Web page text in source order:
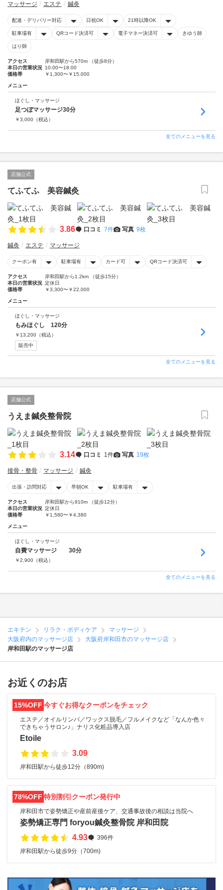
マッサージ エステ 鍼灸
配達・デリバリー対応 日祝OK 21時以降OK
駐車場有 QRコード決済可 電子マネー決済可 きゆう師
はり師
アクセス
岸和田駅から570m （徒歩8分）
本日の営業状況 10:00〜18:00
価格帯
￥1,300〜￥15,000
メニュー
ほぐし・マッサージ
足つぼマッサージ30分
￥3,000 （税込）
全てのメニューを見る
店舗公式
てふてふ 美容鍼灸
3.86 口コミ 7件 写真 9枚
鍼灸 エステ マッサージ
クーポン有 駐車場有 カード可 QRコード決済可
アクセス
岸和田駅から1.2km （徒歩15分）
本日の営業状況 定休日
価格帯
￥3,300〜￥22,000
メニュー
ほぐし・マッサージ
もみほぐし 120分
￥ 13,200 （税込）
販売中
全てのメニューを見る
店舗公式
うえま鍼灸整骨院
3.14 口コミ 1件 写真 19枚
接骨・整骨 マッサージ 鍼灸
出張・訪問対応 早朝OK 駐車場有
アクセス
岸和田駅から910m （徒歩12分）
本日の営業状況 定休日
価格帯
￥1,580〜￥4,380
メニュー
ほぐし・マッサージ
自費マッサージ 30分
￥2,900 （税込）
全てのメニューを見る
エキテン リラク・ボディケア
マッサージ
大阪府内のマッサージ店
大阪府岸和田市のマッサージ店
岸和田駅のマッサージ店
お近くのお店
15%OFF 今すぐお得なクーポンをチェック
エステ／オイルリンパ／ワックス脱毛／フルメイクなど「なんか色々
できちゃうサロン♪」ナリス化粧品導入店
Etoile
3.09
岸和田駅から徒歩12分（890m)
78%OFF 特別割引クーポン発行中
岸和田市で姿勢矯正や産前産後ケア、交通事故後の相談は当院へ
姿勢矯正専門 foryou鍼灸整骨院 岸和田院
4.93
396件
岸和田駅から徒歩9分（700m)